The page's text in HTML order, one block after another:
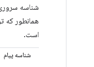
شناسه
همانطور که
است.
شناسه پیام